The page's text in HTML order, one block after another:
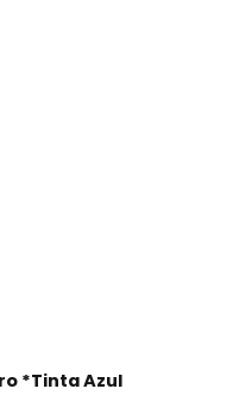
*Tinta Azul